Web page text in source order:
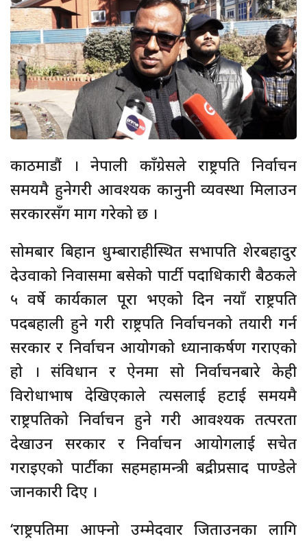
काठमाडौं । नेपाली काँग्रेसले राष्ट्रपति निर्वाचन
समयमै हुनेगरी आवश्यक कानुनी व्यवस्था मिलाउन
सरकारसँग माग गरेको छ ।
सोमबार बिहान धुम्बाराहीस्थित सभापति शेरबहादुर
देउवाको निवासमा बसेको पार्टी पदाधिकारी बैठकले
५ वर्षे कार्यकाल पूरा भएको दिन नयाँ राष्ट्रपति
पदबहाली हुने गरी राष्ट्रपति निर्वाचनको तयारी गर्न
सरकार र निर्वाचन आयोगको ध्यानाकर्षण गराएको
हो । संविधान र ऐनमा सो निर्वाचनबारे केही
विरोधाभाष देखिएकाले त्यसलाई हटाई समयमै
राष्ट्रपतिको निर्वाचन हुने गरी आवश्यक तत्परता
देखाउन सरकार र निर्वाचन आयोगलाई सचेत
गराइएको पार्टीका सहमहामन्त्री बद्रीप्रसाद पाण्डेले
जानकारी दिए ।
‘राष्ट्रपतिमा आफ्नो उम्मेदवार जिताउनका लागि